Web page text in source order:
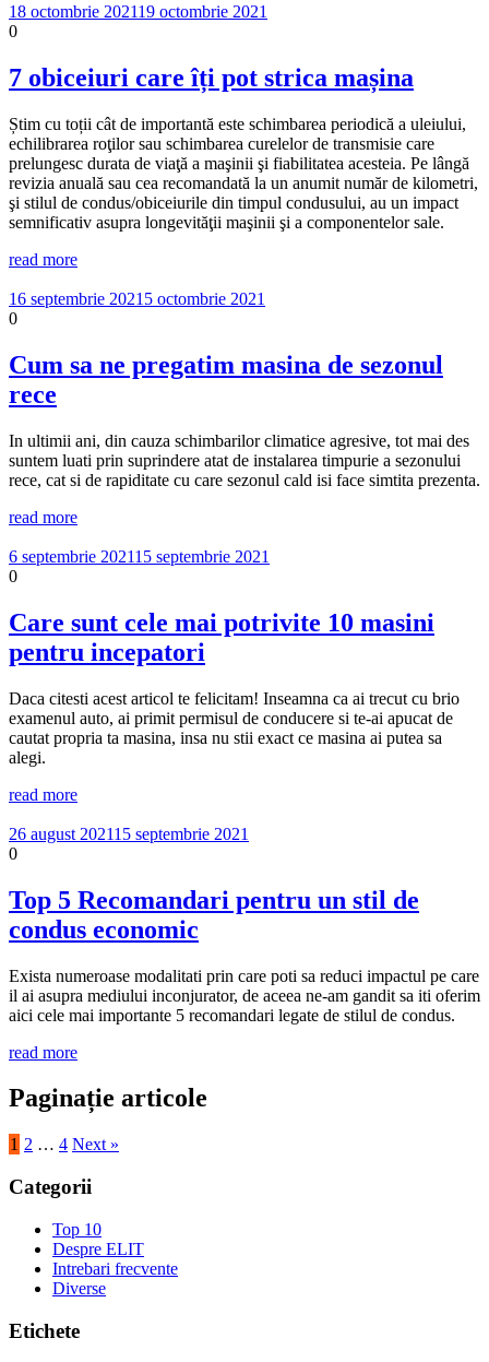
18 octombrie 202119 octombrie 2021
0
7 obiceiuri care îți pot strica mașina
Știm cu toții cât de importantă este schimbarea periodică a uleiului,
echilibrarea roţilor sau schimbarea curelelor de transmisie care
prelungesc durata de viaţă a maşinii şi fiabilitatea acesteia. Pe lângă
revizia anuală sau cea recomandată la un anumit număr de kilometri,
şi stilul de condus/obiceiurile din timpul condusului, au un impact
semnificativ asupra longevităţii maşinii şi a componentelor sale.
read more
16 septembrie 2021 5 octombrie 2021
0
Cum sa ne pregatim masina de sezonul
rece
In ultimii ani, din cauza schimbarilor climatice agresive, tot mai des
suntem luati prin suprindere atat de instalarea timpurie a sezonului
rece, cat si de rapiditate cu care sezonul cald isi face simtita prezenta.
read more
6 septembrie 202115 septembrie 2021
0
Care sunt cele mai potrivite 10 masini
pentru incepatori
Daca citesti acest articol te felicitam! Inseamna ca ai trecut cu brio
examenul auto, ai primit permisul de conducere si te-ai apucat de
cautat propria ta masina, insa nu stii exact ce masina ai putea sa
alegi.
read more
26 august 202115 septembrie 2021
0
Top 5 Recomandari pentru un stil de
condus economic
Exista numeroase modalitati prin care poti sa reduci impactul pe care
il ai asupra mediului inconjurator, de aceea ne-am gandit sa iti oferim
aici cele mai importante 5 recomandari legate de stilul de condus.
read more
Paginație articole
1 2 … 4 Next »
Categorii
Top 10
Despre ELIT
Intrebari frecvente
Diverse
Etichete